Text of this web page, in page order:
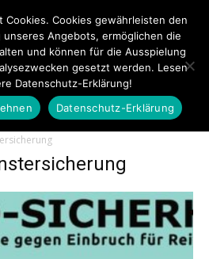
Touristiknews.de
Cookies. Cookies gewährleisten den
Angebots, ermöglichen die
und können für die Ausspielung
gesetzt werden. Lesen
Datenschutz-Erklärung!
Datenschutz-Erklärung